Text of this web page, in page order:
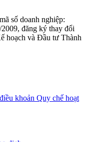
số doanh nghiệp:
đăng ký thay đổi
hoạch và Đầu tư Thành
khoản Quy chế hoạt